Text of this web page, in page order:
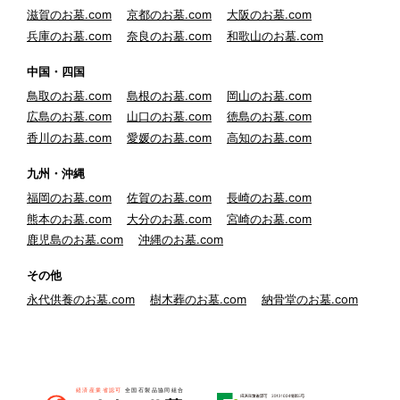
滋賀のお墓.com 京都のお墓.com
大阪のお墓.com
兵庫のお墓.com
奈良のお墓.com 和歌山のお墓.com
中国・四国
鳥取のお墓.com
島根のお墓.com
岡山のお墓.com
広島のお墓.com
山口のお墓.com
徳島のお墓.com
香川のお墓.com
愛媛のお墓.com 高知のお墓.com
九州・沖縄
福岡のお墓.com
佐賀のお墓.com
長崎のお墓.com
熊本のお墓.com
大分のお墓.com
宮崎のお墓.com
鹿児島のお墓.com
沖縄のお墓.com
その他
永代供養のお墓.com
樹木葬のお墓.com 納骨堂のお墓.com